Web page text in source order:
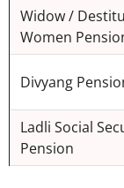
Widow /
Women Pension
Divyang Pension
Ladli Social
Pension